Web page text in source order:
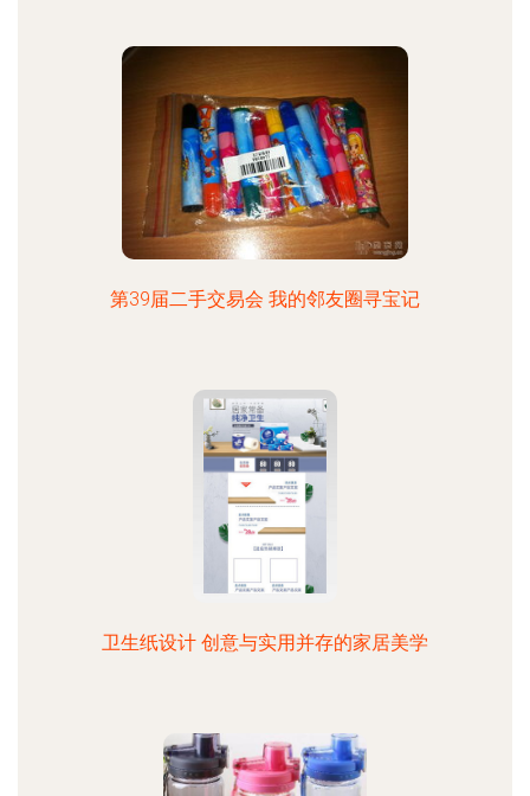
第39届二手交易会 我的邻友圈寻宝记
卫生纸设计 创意与实用并存的家居美学